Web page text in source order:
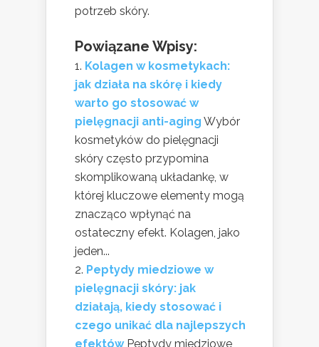
potrzeb skóry.
Powiązane Wpisy:
Kolagen w kosmetykach:
jak działa na skórę i kiedy
warto go stosować w
pielęgnacji anti-aging Wybór
kosmetyków do pielęgnacji
skóry często przypomina
skomplikowaną układankę, w
której kluczowe elementy mogą
znacząco wpłynąć na
ostateczny efekt. Kolagen, jako
jeden...
Peptydy miedziowe w
pielęgnacji skóry: jak
działają, kiedy stosować i
czego unikać dla najlepszych
efektów Peptydy miedziowe